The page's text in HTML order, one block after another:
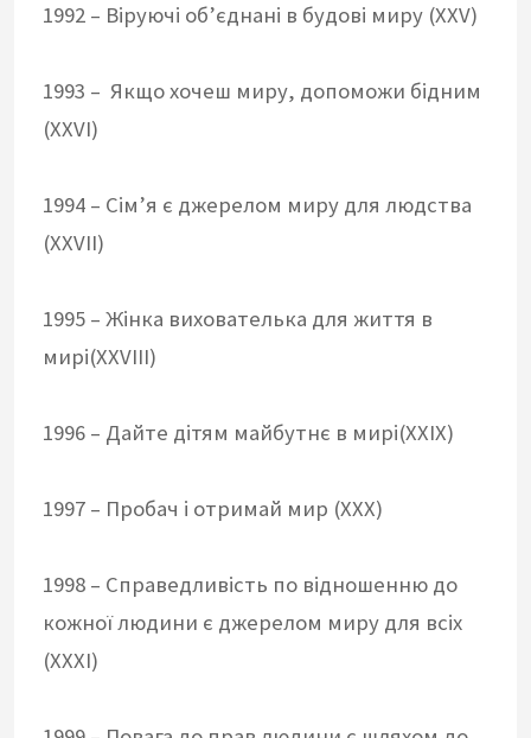
1992 – Віруючі об’єднані в будові миру (XXV)
1993 – Якщо хочеш миру, допоможи бідним
(XXVI)
1994 – Сім’я є джерелом миру для людства
(XXVII)
1995 – Жінка вихователька для життя в
мирі(XXVIII)
1996 – Дайте дітям майбутнє в мирі(XXIX)
1997 – Пробач і отримай мир (XXX)
1998 – Справедливість по відношенню до
кожної людини є джерелом миру для всіх
(XXXI)